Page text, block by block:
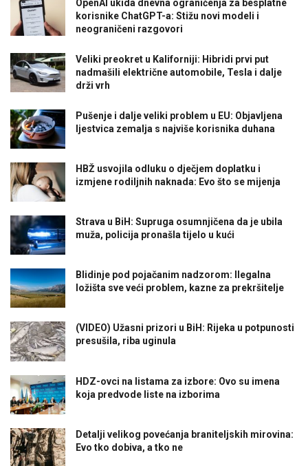
OpenAI ukida dnevna ograničenja za besplatne
korisnike ChatGPT-a: Stižu novi modeli i
neograničeni razgovori
Veliki preokret u Kaliforniji: Hibridi prvi put
nadmašili električne automobile, Tesla i dalje
drži vrh
Pušenje i dalje veliki problem u EU: Objavljena
ljestvica zemalja s najviše korisnika duhana
HBŽ usvojila odluku o dječjem doplatku i
izmjene rodiljnih naknada: Evo što se mijenja
Strava u BiH: Supruga osumnjičena da je ubila
muža, policija pronašla tijelo u kući
Blidinje pod pojačanim nadzorom: Ilegalna
ložišta sve veći problem, kazne za prekršitelje
(VIDEO) Užasni prizori u BiH: Rijeka u potpunosti
presušila, riba uginula
HDZ-ovci na listama za izbore: Ovo su imena
koja predvode liste na izborima
Detalji velikog povećanja braniteljskih mirovina:
Evo tko dobiva, a tko ne